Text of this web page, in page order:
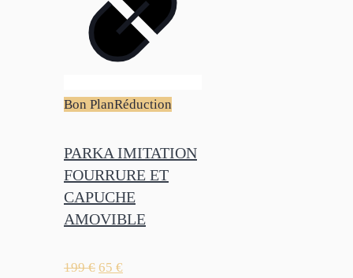
Bon PlanRéduction
PARKA IMITATION
FOURRURE ET
CAPUCHE
AMOVIBLE
199€ 65 €